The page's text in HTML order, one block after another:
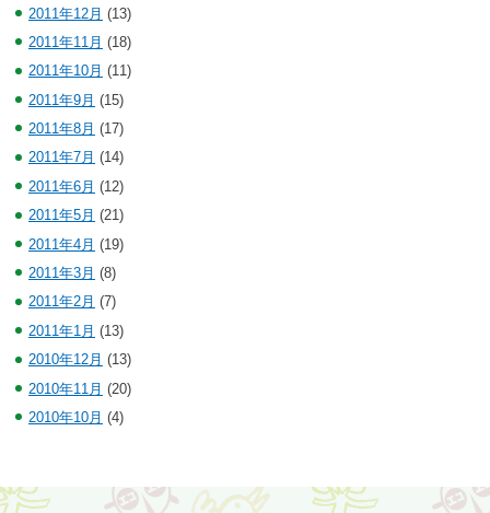
2011年12月 (13)
2011年11月 (18)
2011年10月 (11)
2011年9月 (15)
2011年8月 (17)
2011年7月 (14)
2011年6月 (12)
2011年5月 (21)
2011年4月 (19)
2011年3月 (8)
2011年2月 (7)
2011年1月 (13)
2010年12月 (13)
2010年11月 (20)
2010年10月 (4)